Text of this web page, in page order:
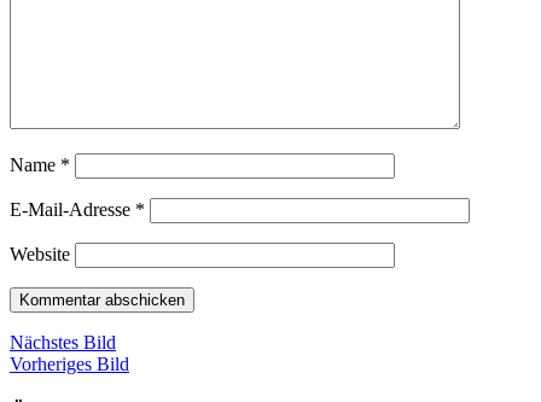
Name *
E-Mail-Adresse *
Website
Nächstes Bild
Vorheriges Bild